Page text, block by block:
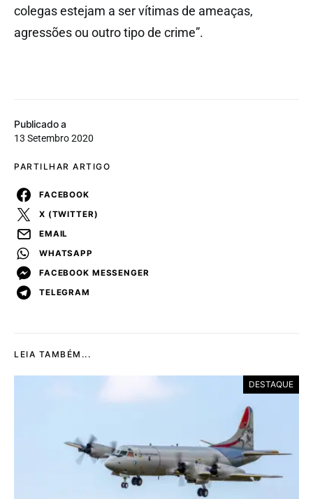
Publicado a
13 Setembro 2020
PARTILHAR ARTIGO
FACEBOOK
X (TWITTER)
EMAIL
WHATSAPP
FACEBOOK MESSENGER
TELEGRAM
colegas estejam a ser vítimas de ameaças,
agressões ou outro tipo de crime”.
LEIA TAMBÉM...
DESTAQUE